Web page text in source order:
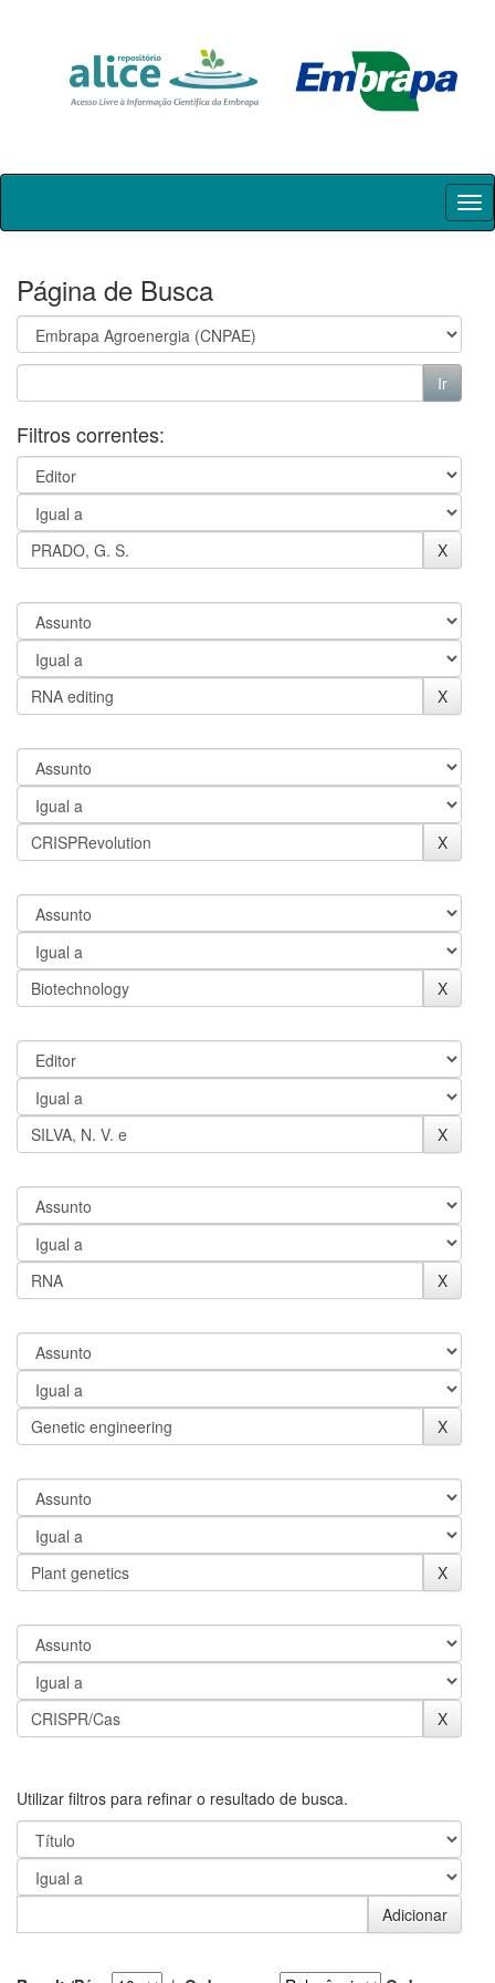
Skip
Página de Busca
Filtros correntes:
Utilizar filtros para refinar o resultado de busca.